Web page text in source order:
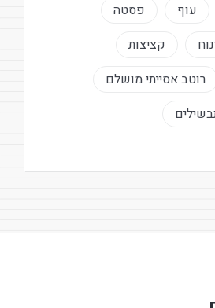
עוף
פסטה
קציצות
רוטב אסייתי מושלם